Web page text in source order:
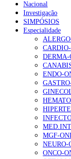
202
Alguns
155
1.º
99
Nacional
Investigação
SIMPÓSIOS
Especialidade
ENDO-
MGF-
NEURO-
ONCO-